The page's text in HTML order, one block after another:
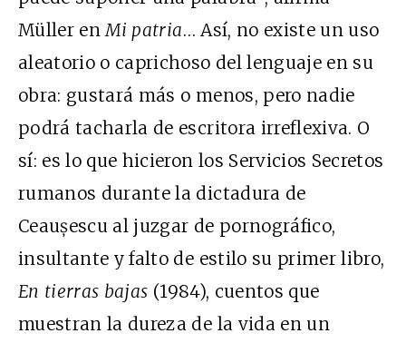
Müller enMi patria… Así, no existe un uso
aleatorio o caprichoso del lenguaje en su
obra: gustará más o menos, pero nadie
podrá tacharla de escritora irreflexiva. O
sí: es lo que hicieron los Servicios Secretos
rumanos durante la dictadura de
Ceaușescu al juzgar de pornográfico,
insultante y falto de estilo su primer libro,
En tierras bajas (1984), cuentos que
muestran la dureza de la vida en un